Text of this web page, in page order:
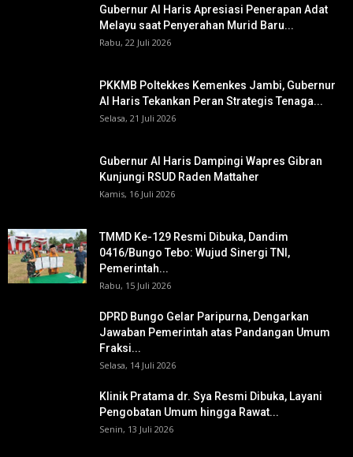
Gubernur Al Haris Apresiasi Penerapan Adat
Melayu saat Penyerahan Murid Baru...
Rabu, 22 Juli 2026
PKKMB Poltekkes Kemenkes Jambi, Gubernur
Al Haris Tekankan Peran Strategis Tenaga...
Selasa, 21 Juli 2026
Gubernur Al Haris Dampingi Wapres Gibran
Kunjungi RSUD Raden Mattaher
Kamis, 16 Juli 2026
TMMD Ke-129 Resmi Dibuka, Dandim
0416/Bungo Tebo: Wujud Sinergi TNI,
Pemerintah...
Rabu, 15 Juli 2026
DPRD Bungo Gelar Paripurna, Dengarkan
Jawaban Pemerintah atas Pandangan Umum
Fraksi...
Selasa, 14 Juli 2026
Klinik Pratama dr. Sya Resmi Dibuka, Layani
Pengobatan Umum hingga Rawat...
Senin, 13 Juli 2026